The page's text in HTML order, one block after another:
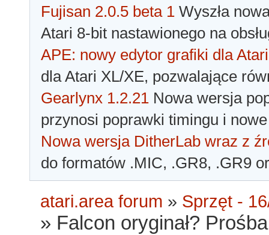
Fujisan 2.0.5 beta 1 Wyszła
Atari 8-bit nastawionego na
APE: nowy edytor grafiki dla Atari
dla Atari XL/XE, pozwalające
Gearlynx 1.2.21 Nowa wersja
przynosi poprawki timingu i
Nowa wersja DitherLab wraz z
do formatów .MIC, .GR8, .GR9
atari.area forum » Sprzęt -
» Falcon oryginał?